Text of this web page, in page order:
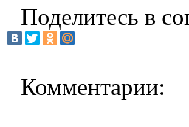
Поделитесь в
Комментарии: